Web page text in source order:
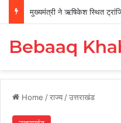
मुख्यमंत्री ने ऋषिकेश स्थित
Bebaaq
Home /राज्य /उत्तराखंड